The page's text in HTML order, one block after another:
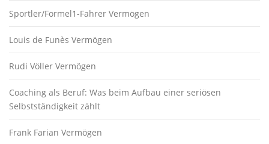
Sportler/Formel1-Fahrer Vermögen
Louis de Funès Vermögen
Rudi Völler Vermögen
Coaching als Beruf: Was beim Aufbau einer seriösen
Selbstständigkeit zählt
Frank Farian Vermögen